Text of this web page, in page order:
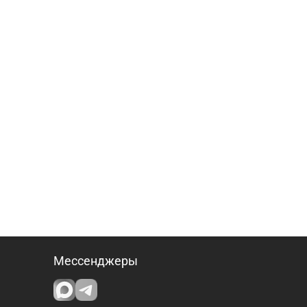
Мессенджеры